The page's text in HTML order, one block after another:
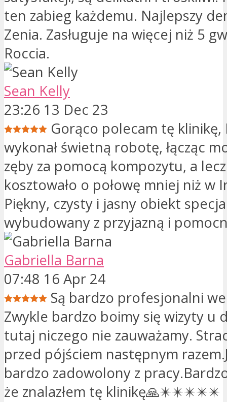
ten zabieg każdemu. Najlepszy
Zenia. Zasługuje na więcej niż 5
Roccia.
Sean Kelly
23:26 13 Dec 23
Gorąco polecam tę
wykonał świetną robotę, łącząc
zęby za pomocą kompozytu, a
kosztowało o połowę mniej niż w
Piękny, czysty i jasny obiekt
wybudowany z przyjazną i
Gabriella Barna
07:48 16 Apr 24
Są bardzo profesjonalni
Zwykle bardzo boimy się wizyty u
tutaj niczego nie zauważamy.
przed pójściem następnym
bardzo zadowolony z
że znalazłem tę klinikę🙏✴️✴️✴️✴️✴️